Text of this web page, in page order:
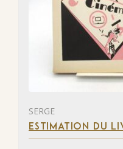
SERGE
ESTIMATION DU